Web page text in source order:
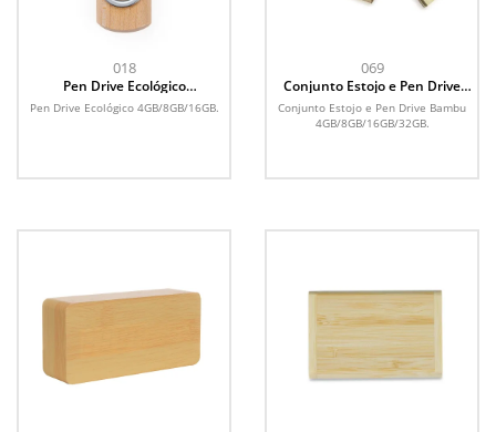
018
Pen Drive Ecológico
4GB/8GB/16GB
Pen Drive Ecológico 4GB/8GB/16GB.
069
Conjunto Estojo e Pen Drive
Bambu 4GB/8GB/16GB/32GB
Conjunto Estojo e Pen Drive Bambu
4GB/8GB/16GB/32GB.